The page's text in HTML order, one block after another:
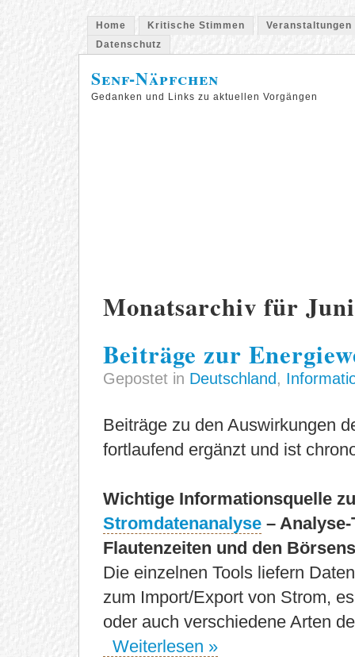
Home Kritische Stimmen
Veranstaltungen
Datenschutz
Senf-Näpfchen
Gedanken und Links zu aktuellen Vorgängen
Monatsarchiv für
Beiträge zur
Gepostet in Deutschland,
Beiträge zu den Auswirkungen
fortlaufend ergänzt und ist
Wichtige Informationsquelle
Stromdatenanalyse –
Flautenzeiten und den
Die einzelnen Tools liefern
zum Import/Export von Strom,
oder auch verschiedene Arten
Weiterlesen »